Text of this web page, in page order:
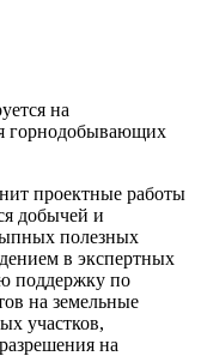
на
горнодобывающих
проектные работы
добычей и
полезных
в экспертных
поддержку по
на земельные
участков,
на